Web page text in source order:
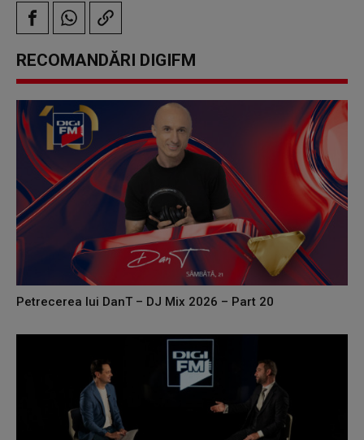
RECOMANDĂRI DIGIFM
Petrecerea lui DanT – DJ Mix 2026 – Part 20